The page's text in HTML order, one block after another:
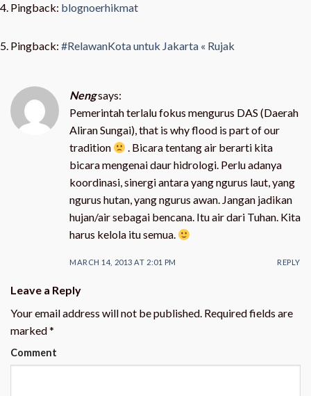
Pingback: blognoerhikmat
Pingback: #RelawanKota untuk Jakarta « Rujak
Nengsays:
Pemerintah terlalu fokus mengurus DAS (Daerah
Aliran Sungai), that is why flood is part of our
tradition
. Bicara tentang air berarti kita
bicara mengenai daur hidrologi. Perlu adanya
koordinasi, sinergi antara yang ngurus laut, yang
ngurus hutan, yang ngurus awan. Jangan jadikan
hujan/air sebagai bencana. Itu air dari Tuhan. Kita
harus kelola itu semua.
MARCH 14, 2013 AT 2:01 PM REPLY
Leave a Reply
Your email address will not be published. Required fields are
marked*
Comment